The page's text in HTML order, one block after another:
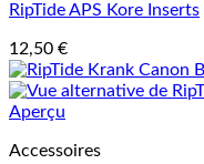
RipTide APS Kore Inserts
12,50 €
Aperçu
Accessoires